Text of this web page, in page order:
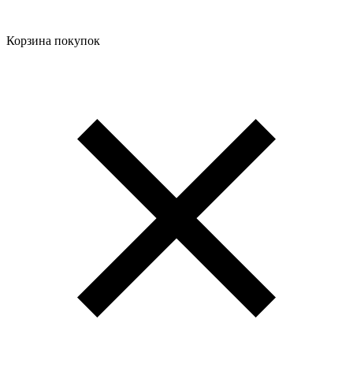
Корзина покупок